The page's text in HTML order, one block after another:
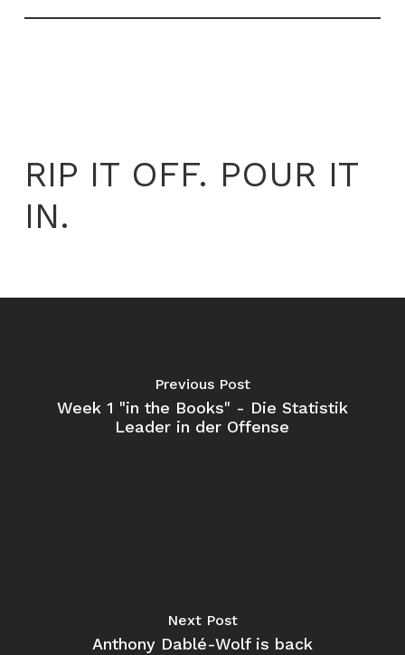
RIP IT OFF. POUR IT
IN.
Previous Post
Week 1 "in the Books" - Die Statistik
Leader in der Offense
Next Post
Anthony Dablé-Wolf is back